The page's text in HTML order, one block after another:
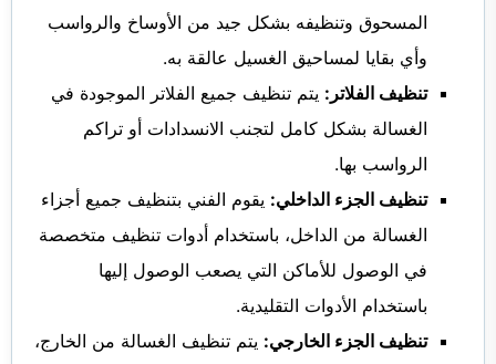
المسحوق وتنظيفه بشكل جيد من الأوساخ والرواسب
وأي بقايا لمساحيق الغسيل عالقة به.
تنظيف الفلاتر: يتم تنظيف جميع الفلاتر الموجودة في
الغسالة بشكل كامل لتجنب الانسدادات أو تراكم
الرواسب بها.
تنظيف الجزء الداخلي: يقوم الفني بتنظيف جميع أجزاء
الغسالة من الداخل، باستخدام أدوات تنظيف متخصصة
في الوصول للأماكن التي يصعب الوصول إليها
باستخدام الأدوات التقليدية.
تنظيف الجزء الخارجي: يتم تنظيف الغسالة من الخارج،